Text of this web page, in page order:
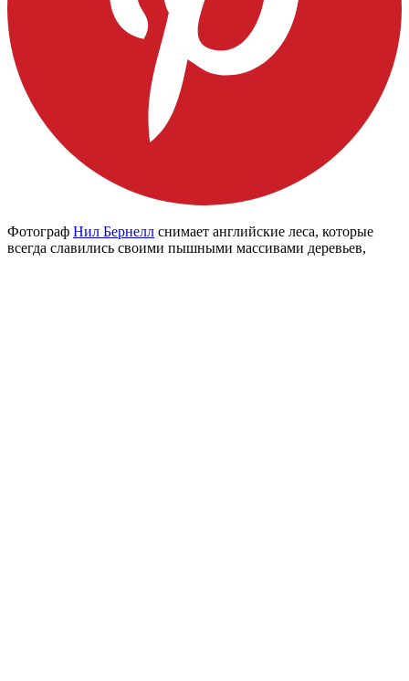
Фотограф Нил Бернелл снимает английские леса, которые
всегда славились своими пышными массивами деревьев,